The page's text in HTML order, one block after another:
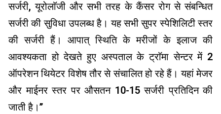
सर्जरी, यूरोलाॅजी और सभी तरह के कैंसर रोग से संबन्धित
सर्जरी की सुविधा उपलब्ध है। यह सभी सुपर स्पेशिलिटी स्तर
की सर्जरी हैं। आपात् स्थिति के मरीजों के इलाज की
आवश्यकता हो देखते हुए अस्पताल के ट्राॅमा सेन्टर में 2
ऑपरेशन थियेटर विशेष तौर से संचालित हो रहे हैं। यहां मेजर
और माईनर स्तर पर औसतन 10-15 सर्जरी प्रतिदिन की
जाती है।’’